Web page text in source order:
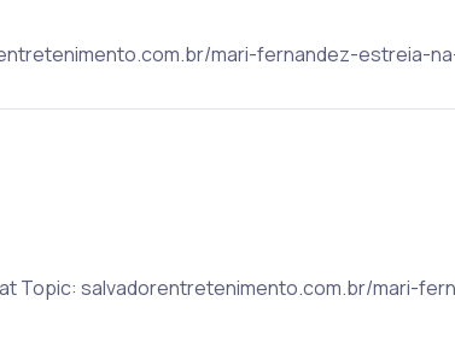
mari-fernandez-estreia-
Topic: salvadorentretenimento.com.br/mari-